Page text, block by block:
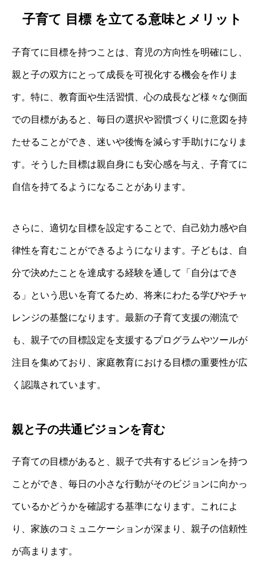
子育て 目標 を立てる意味とメリット
子育てに目標を持つことは、育児の方向性を明確にし、
親と子の双方にとって成長を可視化する機会を作りま
す。特に、教育面や生活習慣、心の成長など様々な側面
での目標があると、毎日の選択や習慣づくりに意図を持
たせることができ、迷いや後悔を減らす手助けになりま
す。そうした目標は親自身にも安心感を与え、子育てに
自信を持てるようになることがあります。
さらに、適切な目標を設定することで、自己効力感や自
律性を育むことができるようになります。子どもは、自
分で決めたことを達成する経験を通して「自分はでき
る」という思いを育てるため、将来にわたる学びやチャ
レンジの基盤になります。最新の子育て支援の潮流で
も、親子での目標設定を支援するプログラムやツールが
注目を集めており、家庭教育における目標の重要性が広
く認識されています。
親と子の共通ビジョンを育む
子育ての目標があると、親子で共有するビジョンを持つ
ことができ、毎日の小さな行動がそのビジョンに向かっ
ているかどうかを確認する基準になります。これによ
り、家族のコミュニケーションが深まり、親子の信頼性
が高まります。